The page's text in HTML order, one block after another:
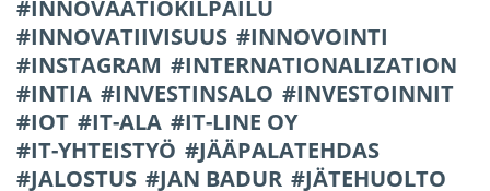
INNOVAATIOKILPAILU
INNOVATIIVISUUS
INNOVOINTI
INSTAGRAM
INTERNATIONALIZATION
INTIA
INVESTINSALO
INVESTOINNIT
IOT
IT-ALA
IT-LINE OY
IT-YHTEISTYÖ
JÄÄPALATEHDAS
JALOSTUS
JAN BADUR
JÄTEHUOLTO